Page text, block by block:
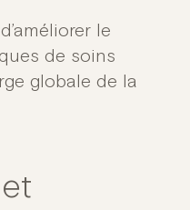
le
de soins
globale de la